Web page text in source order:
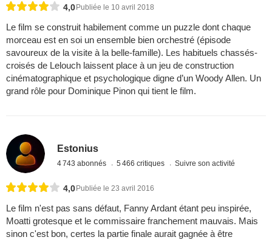
4,0 Publiée le 10 avril 2018
Le film se construit habilement comme un puzzle dont chaque
morceau est en soi un ensemble bien orchestré (épisode
savoureux de la visite à la belle-famille). Les habituels chassés-
croisés de Lelouch laissent place à un jeu de construction
cinématographique et psychologique digne d’un Woody Allen. Un
grand rôle pour Dominique Pinon qui tient le film.
Estonius
4 743 abonnés 5 466 critiques Suivre son activité
4,0 Publiée le 23 avril 2016
Le film n'est pas sans défaut, Fanny Ardant étant peu inspirée,
Moatti grotesque et le commissaire franchement mauvais. Mais
sinon c'est bon, certes la partie finale aurait gagnée à être